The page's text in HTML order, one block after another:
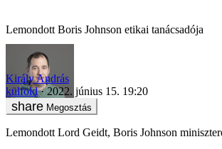
Lemondott Boris Johnson etikai tanácsadója
Király András
külföld
2022. június 15. 19:20
Megosztás
Lemondott Lord Geidt, Boris Johnson